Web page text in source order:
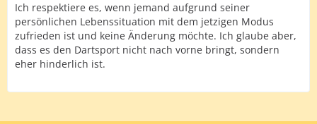
Ich respektiere es, wenn jemand aufgrund seiner
persönlichen Lebenssituation mit dem jetzigen Modus
zufrieden ist und keine Änderung möchte. Ich glaube aber,
dass es den Dartsport nicht nach vorne bringt, sondern
eher hinderlich ist.